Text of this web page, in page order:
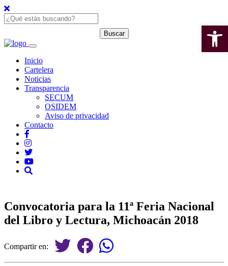
Inicio
Cartelera
Noticias
Transparencia
SECUM
OSIDEM
Aviso de privacidad
Contacto
Convocatoria para la 11ª Feria Nacional
del Libro y Lectura, Michoacán 2018
Compartir en: